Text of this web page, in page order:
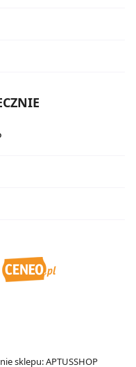
sklepu:APTUSSHOP